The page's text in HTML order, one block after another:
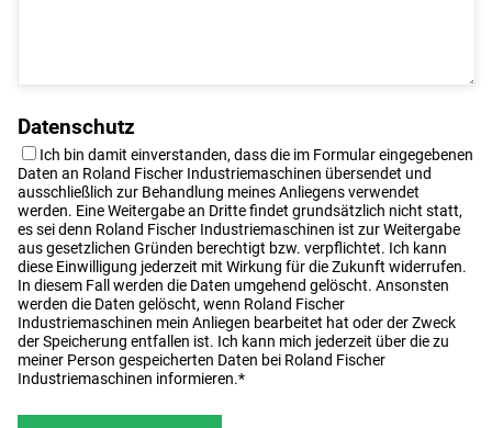
Datenschutz
Ich bin damit einverstanden, dass die im Formular eingegebenen
Daten an Roland Fischer Industriemaschinen übersendet und
ausschließlich zur Behandlung meines Anliegens verwendet
werden. Eine Weitergabe an Dritte findet grundsätzlich nicht statt,
es sei denn Roland Fischer Industriemaschinen ist zur Weitergabe
aus gesetzlichen Gründen berechtigt bzw. verpflichtet. Ich kann
diese Einwilligung jederzeit mit Wirkung für die Zukunft widerrufen.
In diesem Fall werden die Daten umgehend gelöscht. Ansonsten
werden die Daten gelöscht, wenn Roland Fischer
Industriemaschinen mein Anliegen bearbeitet hat oder der Zweck
der Speicherung entfallen ist. Ich kann mich jederzeit über die zu
meiner Person gespeicherten Daten bei Roland Fischer
Industriemaschinen informieren.*